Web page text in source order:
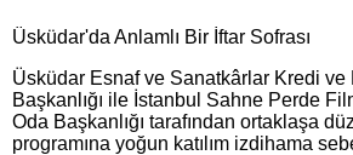
Üsküdar'da Anlamlı Bir İftar Sofrası
Üsküdar Esnaf ve Sanatkârlar Kredi ve
Başkanlığı ile İstanbul Sahne Perde
Oda Başkanlığı tarafından ortaklaşa
programına yoğun katılım izdihama